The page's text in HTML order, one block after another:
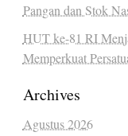
Pangan dan Stok
HUT ke-81 RI
Memperkuat
Archives
Agustus 2026